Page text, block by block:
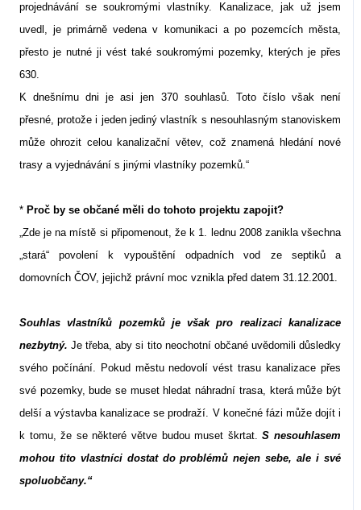
projednávání se soukromými vlastníky. Kanalizace, jak už jsem
uvedl, je primárně vedena v komunikaci a po pozemcích města,
přesto je nutné ji vést také soukromými pozemky, kterých je přes
630.
K dnešnímu dni je asi jen 370 souhlasů. Toto číslo však není
přesné, protože i jeden jediný vlastník s nesouhlasným stanoviskem
může ohrozit celou kanalizační větev, což znamená hledání nové
trasy a vyjednávání s jinými vlastníky pozemků.“
* Proč by se občané měli do tohoto projektu zapojit?
„Zde je na místě si připomenout, že k 1. lednu 2008 zanikla všechna
„stará“ povolení k vypouštění odpadních vod ze septiků a
domovních ČOV, jejichž právní moc vznikla před datem 31.12.2001.
Souhlas vlastníků pozemků je však pro realizaci kanalizace
nezbytný.Je třeba, aby si tito neochotní občané uvědomili důsledky
svého počínání. Pokud městu nedovolí vést trasu kanalizace přes
své pozemky, bude se muset hledat náhradní trasa, která může být
delší a výstavba kanalizace se prodraží. V konečné fázi může dojít i
k tomu, že se některé větve budou muset škrtat.S nesouhlasem
mohou tito vlastníci dostat do problémů nejen sebe, ale i své
spoluobčany.“